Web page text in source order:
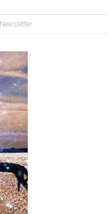
Newsletter